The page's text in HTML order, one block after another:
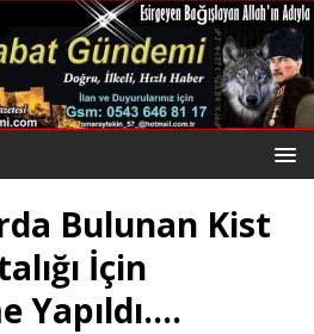
Bulunan Kist
İçin
Yapıldı….